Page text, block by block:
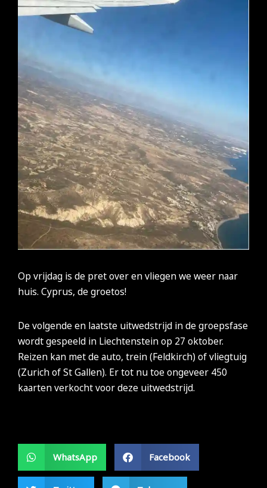
Op vrijdag is de pret over en vliegen we weer naar
huis. Cyprus, de groetos!
De volgende en laatste uitwedstrijd in de groepsfase
wordt gespeeld in Liechtenstein op 27 oktober.
Reizen kan met de auto, trein (Feldkirch) of vliegtuig
(Zurich of St Gallen). Er tot nu toe ongeveer 450
kaarten verkocht voor deze uitwedstrijd.
WhatsApp Facebook